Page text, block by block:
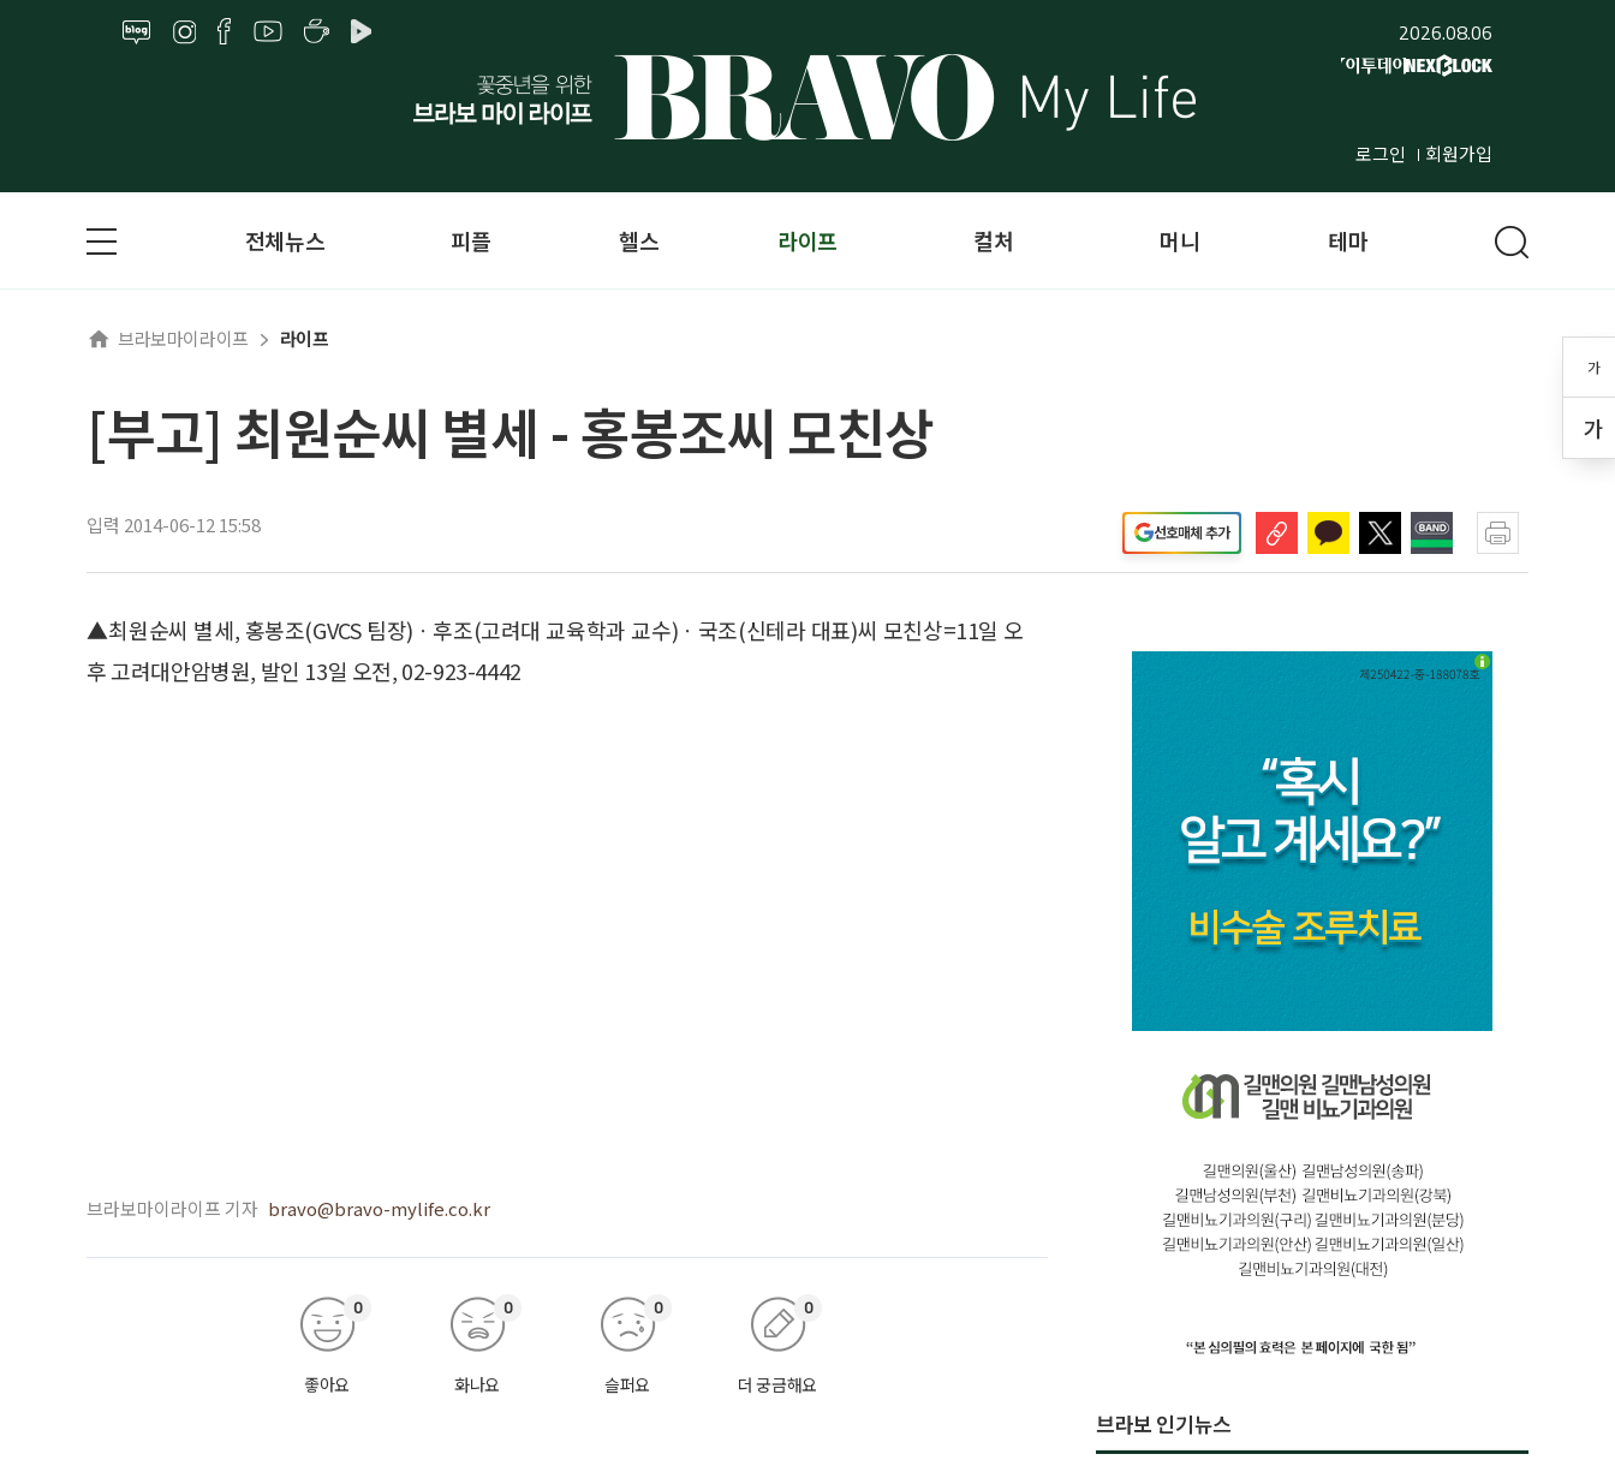
2026.08.06
로그인 회원가입
가
가
전체뉴스 피플 헬스 라이프 컬처 머니 테마
브라보마이라이프 라이프
[부고] 최원순씨 별세 - 홍봉조씨 모친상
입력 2014-06-12 15:58 선호매체 추가
▲최원순씨 별세, 홍봉조(GVCS 팀장)ㆍ후조(고려대 교육학과 교수)ㆍ국조(신테라 대표)씨 모친상=11일 오
후 고려대안암병원, 발인 13일 오전, 02-923-4442
브라보마이라이프 기자 bravo@bravo-mylife.co.kr
좋아요
0
화나요
0
슬퍼요
0
더 궁금해요
0
브라보 인기뉴스